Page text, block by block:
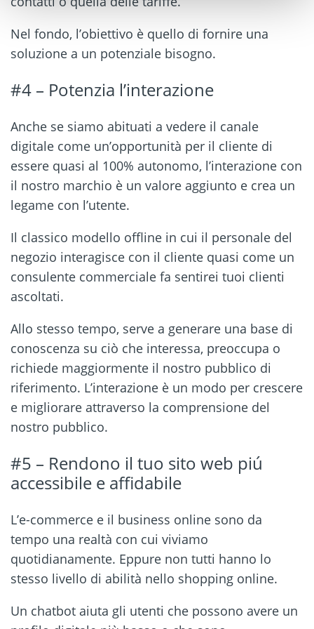
Nel fondo, l’obiettivo è quello di fornire una
soluzione a un potenziale bisogno.
#4 – Potenzia l’interazione
Anche se siamo abituati a vedere il canale
digitale come un’opportunità per il cliente di
essere quasi al 100% autonomo, l’interazione con
il nostro marchio è un valore aggiunto e crea un
legame con l’utente.
Il classico modello offline in cui il personale del
negozio interagisce con il cliente quasi come un
consulente commerciale fa sentirei tuoi clienti
ascoltati.
Allo stesso tempo, serve a generare una base di
conoscenza su ciò che interessa, preoccupa o
richiede maggiormente il nostro pubblico di
riferimento. L’interazione è un modo per crescere
e migliorare attraverso la comprensione del
nostro pubblico.
#5 – Rendono il tuo sito web piú
accessibile e affidabile
L’e-commerce e il business online sono da
tempo una realtà con cui viviamo
quotidianamente. Eppure non tutti hanno lo
stesso livello di abilità nello shopping online.
Un chatbot aiuta gli utenti che possono avere un